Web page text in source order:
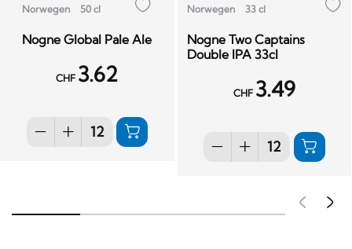
Norwegen 50 cl
Nogne Global Pale Ale
CHF 3.62
Norwegen 33 cl
Nogne Two Captains
Double IPA 33cl
CHF 3.49